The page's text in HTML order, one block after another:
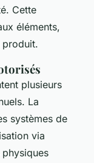
Cette
éléments,
produit.
plusieurs
La
systèmes de
via